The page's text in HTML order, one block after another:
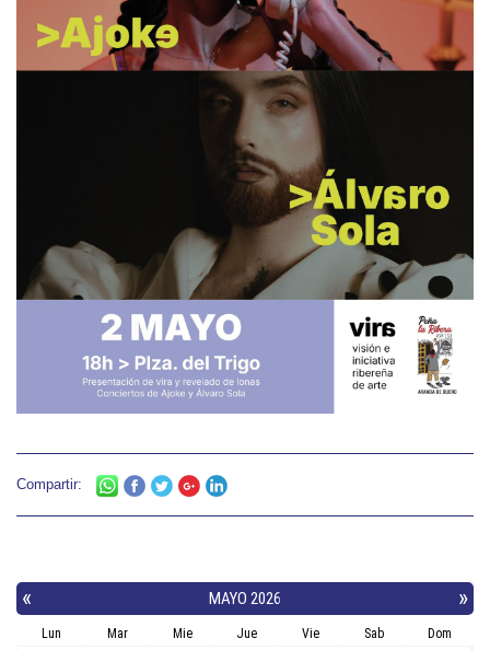
Compartir: